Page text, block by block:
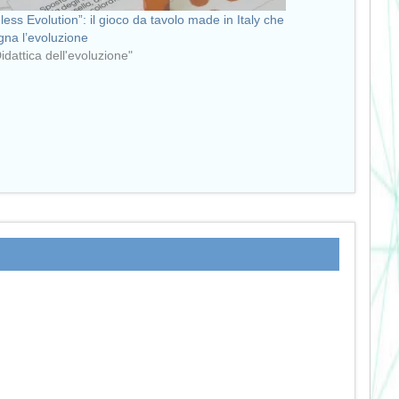
Evolution”: il gioco da tavolo made in Italy che
l’evoluzione
dell'evoluzione"